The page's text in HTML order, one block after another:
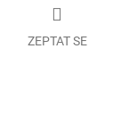
ZEPTAT SE